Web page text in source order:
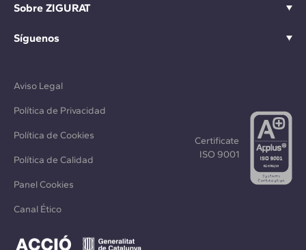
Sobre ZIGURAT
Síguenos
Aviso Legal
Política de Privacidad
Política de Cookies
Política de Calidad
Panel Cookies
Canal Ético
Certificate
ISO 9001